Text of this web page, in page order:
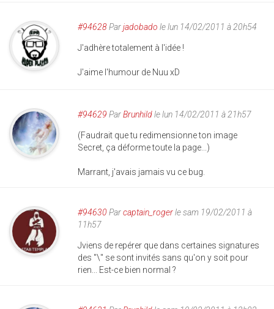
#94628Parjadobado le lun 14/02/2011 à 20h54
J'adhère totalement à l'idée !
J'aime l'humour de Nuu xD
#94629 ParBrunhildle lun 14/02/2011 à 21h57
(Faudrait que tu redimensionne ton image
Secret, ça déforme toute la page...)
Marrant, j'avais jamais vu ce bug.
#94630 Parcaptain_rogerle sam 19/02/2011 à
11h57
Jviens de repérer que dans certaines signatures
des "\" se sont invités sans qu'on y soit pour
rien... Est-ce bien normal ?